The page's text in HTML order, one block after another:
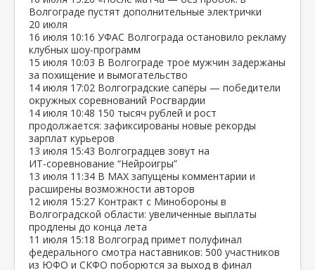
Волгограде пустят дополнительные электрички
20 июля
16 июля 10:16 УФАС Волгограда остановило рекламу
клубных шоу‑программ
15 июля 10:03 В Волгограде трое мужчин задержаны
за похищение и вымогательство
14 июля 17:02 Волгоградские сапёры — победители
окружных соревнований Росгвардии
14 июля 10:48 150 тысяч рублей и рост
продолжается: зафиксированы новые рекорды
зарплат курьеров
13 июля 15:43 Волгоградцев зовут на
ИТ‑соревнование “Нейроигры”
13 июля 11:34 В МАХ запущены комментарии и
расширены возможности авторов
12 июля 15:27 Контракт с Минобороны в
Волгоградской области: увеличенные выплаты
продлены до конца лета
11 июля 15:18 Волгоград примет полуфинал
федерального смотра наставников: 500 участников
из ЮФО и СКФО поборются за выход в финал